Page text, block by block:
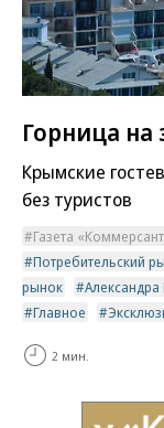
Горница на
Крымские
без туристов
Газета
Потребительский
рынок
Главное
2 мин.